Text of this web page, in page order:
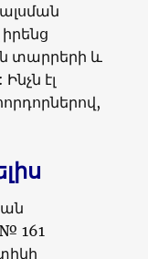
տարրերի և
էլ
161